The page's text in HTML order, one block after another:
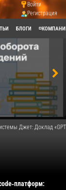
Войти
Регистрация
БЛОГИ
Джет: Доклад